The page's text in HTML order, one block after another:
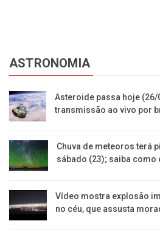
ASTRONOMIA
Asteroide passa hoje
transmissão ao vivo por
Chuva de meteoros terá
sábado (23); saiba como
Vídeo mostra explosão
no céu, que assusta